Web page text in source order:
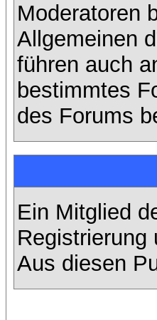
Moderatoren
Allgemeinen
führen auch
bestimmtes
des Forums
Ein Mitglied
Registrierung
Aus diesen